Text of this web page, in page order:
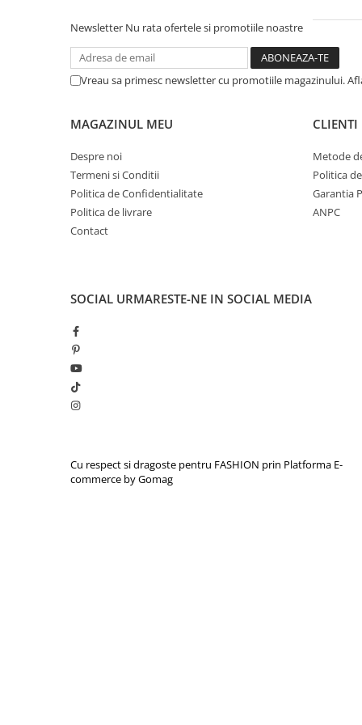
Newsletter Nu rata ofertele si promotiile noastre
Vreau sa primesc newsletter cu promotiile magazinului.
MAGAZINUL MEU
Despre noi
Termeni si Conditii
Politica de Confidentialitate
Politica de livrare
Contact
CLIENTI
Metode
Politica
Garantia
ANPC
SOCIAL URMARESTE-NE IN SOCIAL MEDIA
Cu respect si dragoste pentru FASHION prin Platforma E-
commerce by Gomag